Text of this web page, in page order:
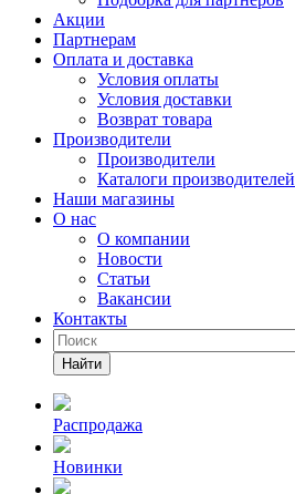
Акции
Партнерам
Оплата и доставка
Условия оплаты
Условия доставки
Возврат товара
Производители
Производители
Каталоги производителей
Наши магазины
О нас
О компании
Новости
Статьи
Вакансии
Контакты
Найти
Распродажа
Новинки